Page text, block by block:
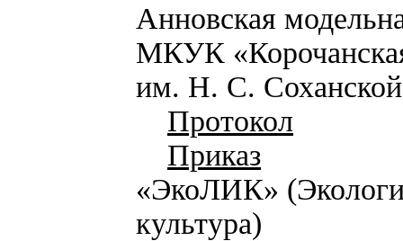
Анновская
МКУК
им. Н. С.
Протокол
Приказ
«ЭкоЛИК»
культура)